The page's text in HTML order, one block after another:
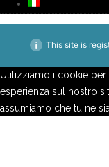
This site is
Utilizziamo i cookie
esperienza sul nostro
assumiamo che tu ne